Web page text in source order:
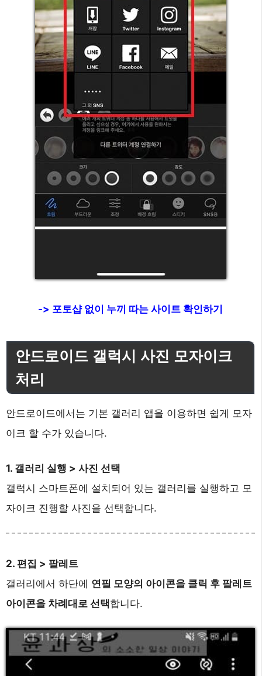
-> 포토샵 없이 누끼 따는 사이트 확인하기
안드로이드 갤럭시 사진 모자이크
처리
안드로이드에서는 기본 갤러리 앱을 이용하면 쉽게 모자
이크 할 수가 있습니다.
1. 갤러리 실행 > 사진 선택
갤럭시 스마트폰에 설치되어 있는 갤러리를 실행하고 모
자이크 진행할 사진을 선택합니다.
2. 편집 > 팔레트
갤러리에서 하단에 연필 모양의 아이콘을 클릭 후 팔레트
아이콘을 차례대로 선택합니다.